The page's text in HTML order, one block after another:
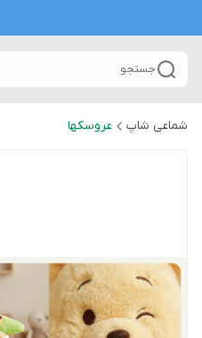
جستجو
شماعی شاپ عروسکها